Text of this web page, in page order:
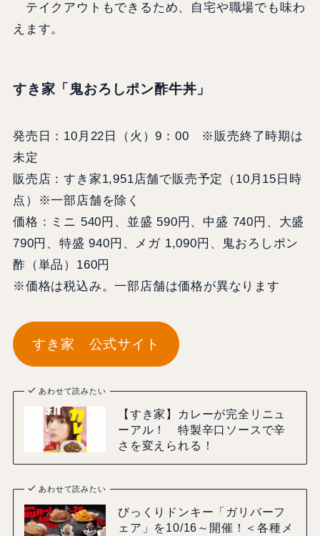
テイクアウトもできるため、自宅や職場でも味わ
えます。
すき家「鬼おろしポン酢牛丼」
発売日：10月22日（火）9：00 ※販売終了時期は
未定
販売店：すき家1,951店舗で販売予定（10月15日時
点）※一部店舗を除く
価格：ミニ 540円、並盛 590円、中盛 740円、大盛
790円、特盛 940円、メガ 1,090円、鬼おろしポン
酢（単品）160円
※価格は税込み。一部店舗は価格が異なります
すき家 公式サイト
あわせて読みたい
【すき家】カレーが完全リニュ
ーアル！ 特製辛口ソースで辛
さを変えられる！
あわせて読みたい
びっくりドンキー「ガリバーフ
ェア」を10/16～開催！＜各種メ